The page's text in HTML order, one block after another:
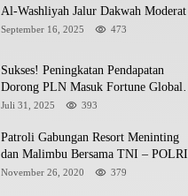
Al-Washliyah Jalur Dakwah Moderat
September 16, 2025 473
Sukses! Peningkatan Pendapatan
Dorong PLN Masuk Fortune Global
500
Juli 31, 2025 393
Patroli Gabungan Resort Meninting
dan Malimbu Bersama TNI – POLRI
November 26, 2020 379